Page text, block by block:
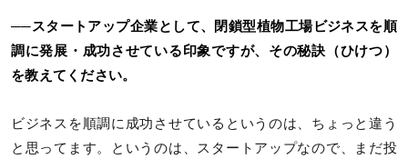
──スタートアップ企業として、閉鎖型植物工場ビジネスを順
調に発展・成功させている印象ですが、その秘訣（ひけつ）
を教えてください。
ビジネスを順調に成功させているというのは、ちょっと違う
と思ってます。というのは、スタートアップなので、まだ投